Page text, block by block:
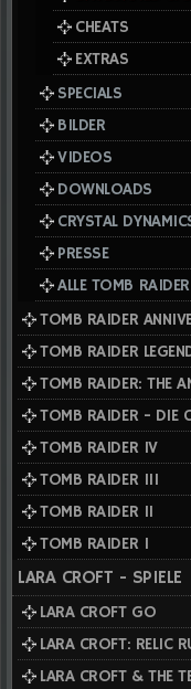
CHEATS
EXTRAS
SPECIALS
BILDER
VIDEOS
DOWNLOADS
CRYSTAL
PRESSE
ALLE TOMB
TOMB RAIDER
TOMB RAIDER
TOMB RAIDER: THE
TOMB RAIDER - DIE
TOMB RAIDER IV
TOMB RAIDER III
TOMB RAIDER II
TOMB RAIDER I
LARA CROFT - SPIELE
LARA CROFT GO
LARA CROFT: RELIC
LARA CROFT & THE